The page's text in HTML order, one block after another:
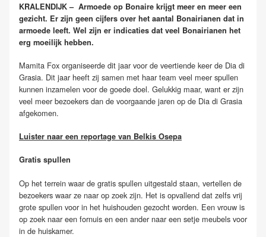
KRALENDIJK – Armoede op Bonaire krijgt meer en meer een
gezicht. Er zijn geen cijfers over het aantal Bonairianen dat in
armoede leeft. Wel zijn er indicaties dat veel Bonairianen het
erg moeilijk hebben.
Mamita Fox organiseerde dit jaar voor de veertiende keer de Dia di
Grasia. Dit jaar heeft zij samen met haar team veel meer spullen
kunnen inzamelen voor de goede doel. Gelukkig maar, want er zijn
veel meer bezoekers dan de voorgaande jaren op de Dia di Grasia
afgekomen.
Luister naar een reportage van Belkis Osepa
Gratis spullen
Op het terrein waar de gratis spullen uitgestald staan, vertellen de
bezoekers waar ze naar op zoek zijn. Het is opvallend dat zelfs vrij
grote spullen voor in het huishouden gezocht worden. Een vrouw is
op zoek naar een fornuis en een ander naar een setje meubels voor
in de huiskamer.